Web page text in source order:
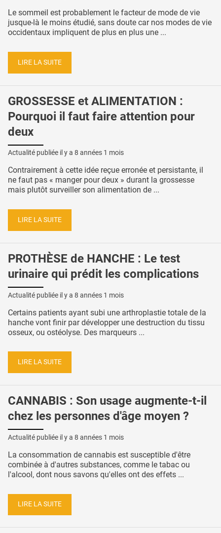
Le sommeil est probablement le facteur de mode de vie
jusque-là le moins étudié, sans doute car nos modes de vie
occidentaux impliquent de plus en plus une ...
LIRE LA SUITE
GROSSESSE et ALIMENTATION :
Pourquoi il faut faire attention pour
deux
Actualité publiée il y a 8 années 1 mois
Contrairement à cette idée reçue erronée et persistante, il
ne faut pas « manger pour deux » durant la grossesse
mais plutôt surveiller son alimentation de ...
LIRE LA SUITE
PROTHÈSE de HANCHE : Le test
urinaire qui prédit les complications
Actualité publiée il y a 8 années 1 mois
Certains patients ayant subi une arthroplastie totale de la
hanche vont finir par développer une destruction du tissu
osseux, ou ostéolyse. Des marqueurs ...
LIRE LA SUITE
CANNABIS : Son usage augmente-t-il
chez les personnes d'âge moyen ?
Actualité publiée il y a 8 années 1 mois
La consommation de cannabis est susceptible d'être
combinée à d'autres substances, comme le tabac ou
l'alcool, dont nous savons qu'elles ont des effets ...
LIRE LA SUITE